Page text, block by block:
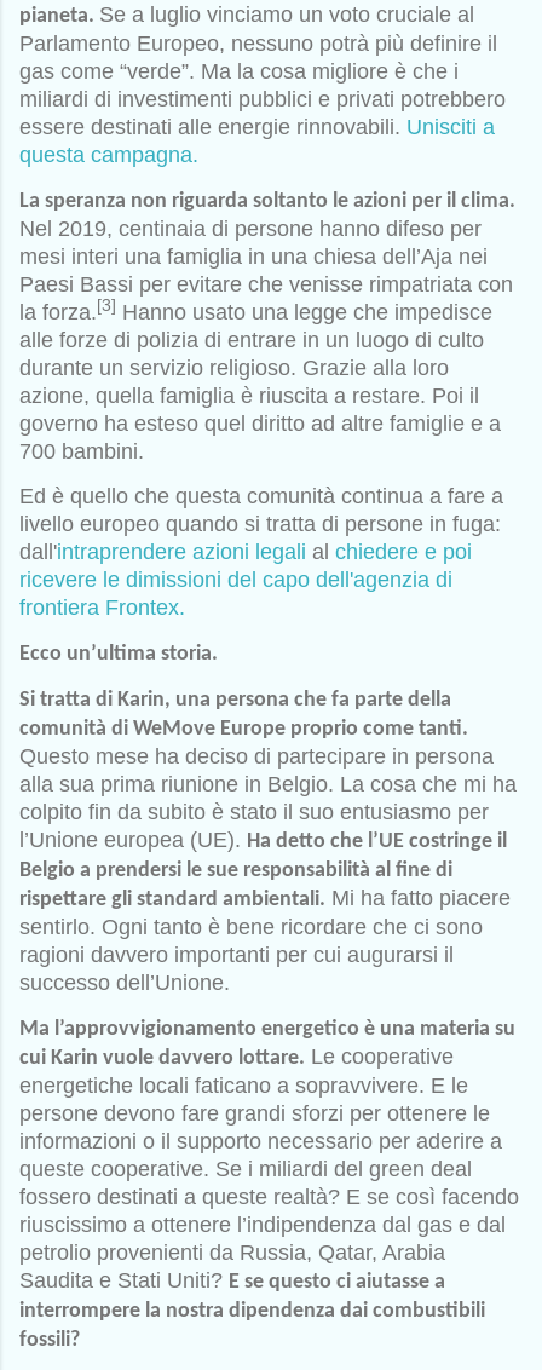
pianeta. Se a luglio vinciamo un voto cruciale al
Parlamento Europeo, nessuno potrà più definire il
gas come “verde”. Ma la cosa migliore è che i
miliardi di investimenti pubblici e privati potrebbero
essere destinati alle energie rinnovabili. Unisciti a
questa campagna.
La speranza non riguarda soltanto le azioni per il clima.
Nel 2019, centinaia di persone hanno difeso per
mesi interi una famiglia in una chiesa dell’Aja nei
Paesi Bassi per evitare che venisse rimpatriata con
la forza. [3] Hanno usato una legge che impedisce
alle forze di polizia di entrare in un luogo di culto
durante un servizio religioso. Grazie alla loro
azione, quella famiglia è riuscita a restare. Poi il
governo ha esteso quel diritto ad altre famiglie e a
700 bambini.
Ed è quello che questa comunità continua a fare a
livello europeo quando si tratta di persone in fuga:
dall'intraprendere azioni legali al chiedere e poi
ricevere le dimissioni del capo dell'agenzia di
frontiera Frontex.
Ecco un’ultima storia.
Si tratta di Karin, una persona che fa parte della
comunità di WeMove Europe proprio come tanti.
Questo mese ha deciso di partecipare in persona
alla sua prima riunione in Belgio. La cosa che mi ha
colpito fin da subito è stato il suo entusiasmo per
l’Unione europea (UE). Ha detto che l’UE costringe il
Belgio a prendersi le sue responsabilità al fine di
rispettare gli standard ambientali. Mi ha fatto piacere
sentirlo. Ogni tanto è bene ricordare che ci sono
ragioni davvero importanti per cui augurarsi il
successo dell’Unione.
Ma l’approvvigionamento energetico è una materia su
cui Karin vuole davvero lottare. Le cooperative
energetiche locali faticano a sopravvivere. E le
persone devono fare grandi sforzi per ottenere le
informazioni o il supporto necessario per aderire a
queste cooperative. Se i miliardi del green deal
fossero destinati a queste realtà? E se così facendo
riuscissimo a ottenere l’indipendenza dal gas e dal
petrolio provenienti da Russia, Qatar, Arabia
Saudita e Stati Uniti? E se questo ci aiutasse a
interrompere la nostra dipendenza dai combustibili
fossili?